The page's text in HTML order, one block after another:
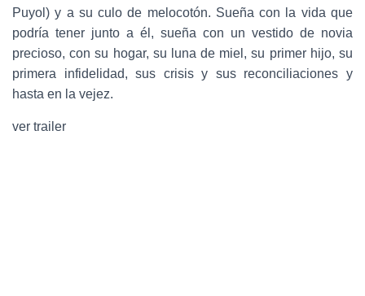
Puyol) y a su culo de melocotón. Sueña con la vida que
podría tener junto a él, sueña con un vestido de novia
precioso, con su hogar, su luna de miel, su primer hijo, su
primera infidelidad, sus crisis y sus reconciliaciones y
hasta en la vejez.
ver trailer